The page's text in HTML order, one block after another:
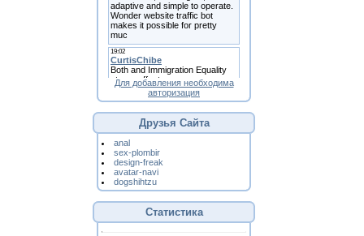
Для добавления необходима
авторизация
Друзья Сайта
anal
sex-plombir
design-freak
avatar-navi
dogshihtzu
Статистика